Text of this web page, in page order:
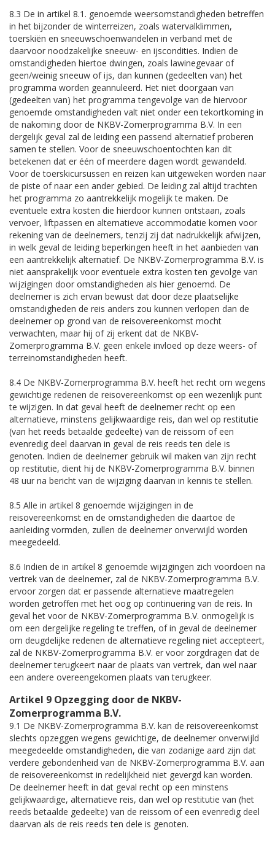
8.3 De in artikel 8.1. genoemde weersomstandigheden betreffen
in het bijzonder de winterreizen, zoals watervalklimmen,
toerskiën en sneeuwschoenwandelen in verband met de
daarvoor noodzakelijke sneeuw- en ijscondities. Indien de
omstandigheden hiertoe dwingen, zoals lawinegevaar of
geen/weinig sneeuw of ijs, dan kunnen (gedeelten van) het
programma worden geannuleerd. Het niet doorgaan van
(gedeelten van) het programma tengevolge van de hiervoor
genoemde omstandigheden valt niet onder een tekortkoming in
de nakoming door de NKBV-Zomerprogramma B.V. In een
dergelijk geval zal de leiding een passend alternatief proberen
samen te stellen. Voor de sneeuwschoentochten kan dit
betekenen dat er één of meerdere dagen wordt gewandeld.
Voor de toerskicursussen en reizen kan uitgeweken worden naar
de piste of naar een ander gebied. De leiding zal altijd trachten
het programma zo aantrekkelijk mogelijk te maken. De
eventuele extra kosten die hierdoor kunnen ontstaan, zoals
vervoer, liftpassen en alternatieve accommodatie komen voor
rekening van de deelnemers, tenzij zij dat nadrukkelijk afwijzen,
in welk geval de leiding beperkingen heeft in het aanbieden van
een aantrekkelijk alternatief. De NKBV-Zomerprogramma B.V. is
niet aansprakelijk voor eventuele extra kosten ten gevolge van
wijzigingen door omstandigheden als hier genoemd. De
deelnemer is zich ervan bewust dat door deze plaatselijke
omstandigheden de reis anders zou kunnen verlopen dan de
deelnemer op grond van de reisovereenkomst mocht
verwachten, maar hij of zij erkent dat de NKBV-
Zomerprogramma B.V. geen enkele invloed op deze weers- of
terreinomstandigheden heeft.
8.4 De NKBV-Zomerprogramma B.V. heeft het recht om wegens
gewichtige redenen de reisovereenkomst op een wezenlijk punt
te wijzigen. In dat geval heeft de deelnemer recht op een
alternatieve, minstens gelijkwaardige reis, dan wel op restitutie
(van het reeds betaalde gedeelte) van de reissom of een
evenredig deel daarvan in geval de reis reeds ten dele is
genoten. Indien de deelnemer gebruik wil maken van zijn recht
op restitutie, dient hij de NKBV-Zomerprogramma B.V. binnen
48 uur na bericht van de wijziging daarvan in kennis te stellen.
8.5 Alle in artikel 8 genoemde wijzigingen in de
reisovereenkomst en de omstandigheden die daartoe de
aanleiding vormden, zullen de deelnemer onverwijld worden
meegedeeld.
8.6 Indien de in artikel 8 genoemde wijzigingen zich voordoen na
vertrek van de deelnemer, zal de NKBV-Zomerprogramma B.V.
ervoor zorgen dat er passende alternatieve maatregelen
worden getroffen met het oog op continuering van de reis. In
geval het voor de NKBV-Zomerprogramma B.V. onmogelijk is
om een dergelijke regeling te treffen, of in geval de deelnemer
om deugdelijke redenen de alternatieve regeling niet accepteert,
zal de NKBV-Zomerprogramma B.V. er voor zorgdragen dat de
deelnemer terugkeert naar de plaats van vertrek, dan wel naar
een andere overeengekomen plaats van terugkeer.
Artikel 9 Opzegging door de NKBV-
Zomerprogramma B.V.
9.1 De NKBV-Zomerprogramma B.V. kan de reisovereenkomst
slechts opzeggen wegens gewichtige, de deelnemer onverwijld
meegedeelde omstandigheden, die van zodanige aard zijn dat
verdere gebondenheid van de NKBV-Zomerprogramma B.V. aan
de reisovereenkomst in redelijkheid niet gevergd kan worden.
De deelnemer heeft in dat geval recht op een minstens
gelijkwaardige, alternatieve reis, dan wel op restitutie van (het
reeds betaalde gedeelte) van de reissom of een evenredig deel
daarvan als de reis reeds ten dele is genoten.